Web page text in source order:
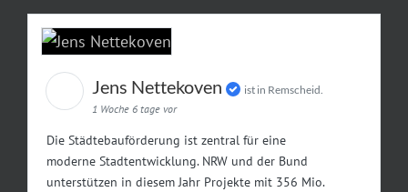
Jens Nettekoven
ist in Remscheid.
1 Woche 6 tage vor
Die Städtebauförderung ist zentral für eine
moderne Stadtentwicklung. NRW und der Bund
unterstützen in diesem Jahr Projekte mit 356 Mio.